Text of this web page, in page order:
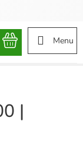
NÁKUPNÍ
|